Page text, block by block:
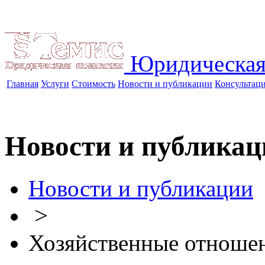
Главная Услуги Стоимость Новости и публикации
Новости и
Новости и публикации
>
Хозяйственные